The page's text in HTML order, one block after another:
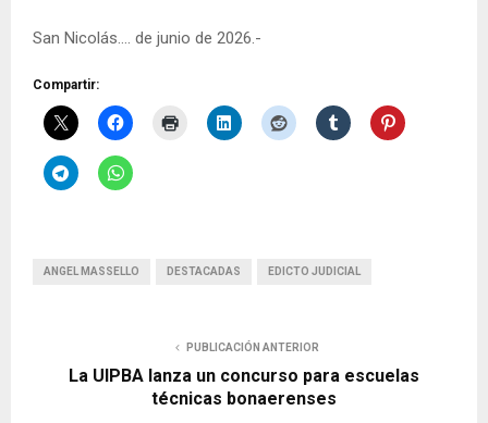
San Nicolás…. de junio de 2026.-
Compartir:
ANGEL MASSELLO DESTACADAS EDICTO JUDICIAL
PUBLICACIÓN ANTERIOR
La UIPBA lanza un concurso para escuelas
técnicas bonaerenses